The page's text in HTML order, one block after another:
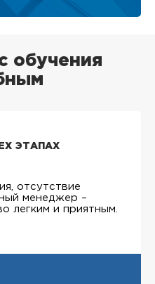
обучения
ЭТАПАХ
отсутствие
менеджер –
легким и приятным.